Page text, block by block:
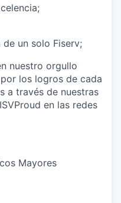
un solo Fiserv;
nuestro orgullo
los logros de cada
a través de nuestras
en las redes
Mayores